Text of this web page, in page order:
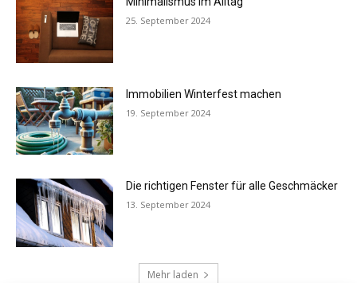
25. September 2024
Immobilien Winterfest machen
19. September 2024
Die richtigen Fenster für alle Geschmäcker
13. September 2024
Mehr laden